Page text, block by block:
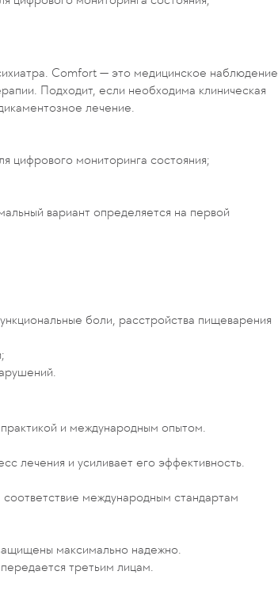
Comfort — это медицинское наблюдение
Подходит, если необходима клиническая
лечение.
цифрового мониторинга состояния;
вариант определяется на первой
боли, расстройства пищеварения
и международным опытом.
лечения и усиливает его эффективность.
международным стандартам
максимально надежно.
третьим лицам.